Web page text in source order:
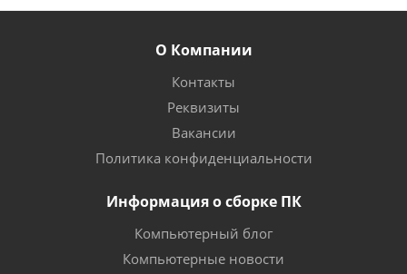
О Компании
Контакты
Реквизиты
Вакансии
Политика конфиденциальности
Информация о сборке ПК
Компьютерный блог
Компьютерные новости